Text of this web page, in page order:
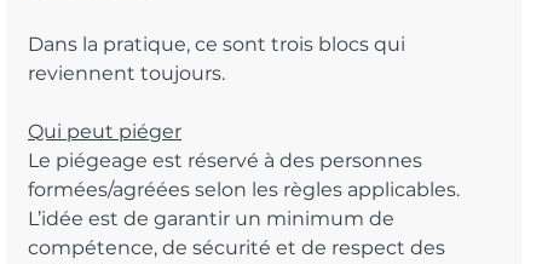
Dans la pratique, ce sont trois blocs qui
reviennent toujours.
Qui peut piéger
Le piégeage est réservé à des personnes
formées/agréées selon les règles applicables.
L’idée est de garantir un minimum de
compétence, de sécurité et de respect des